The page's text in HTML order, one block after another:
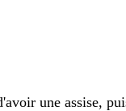
une assise,